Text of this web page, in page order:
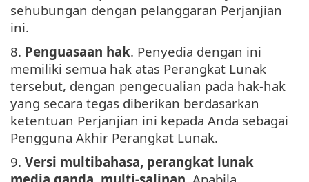
sehubungan dengan pelanggaran Perjanjian
ini.
8. Penguasaan hak. Penyedia dengan ini
memiliki semua hak atas Perangkat Lunak
tersebut, dengan pengecualian pada hak-hak
yang secara tegas diberikan berdasarkan
ketentuan Perjanjian ini kepada Anda sebagai
Pengguna Akhir Perangkat Lunak.
9. Versi multibahasa, perangkat lunak